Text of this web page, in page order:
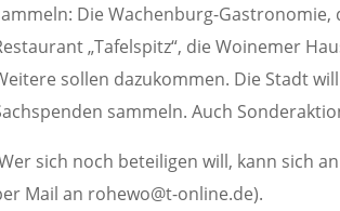
Die Wachenburg-Gastronomie,
„Tafelspitz“, die Woinemer
sollen dazukommen. Die Stadt
sammeln. Auch
sich noch beteiligen will, kann sich
Mail an rohewo@t-online.de).